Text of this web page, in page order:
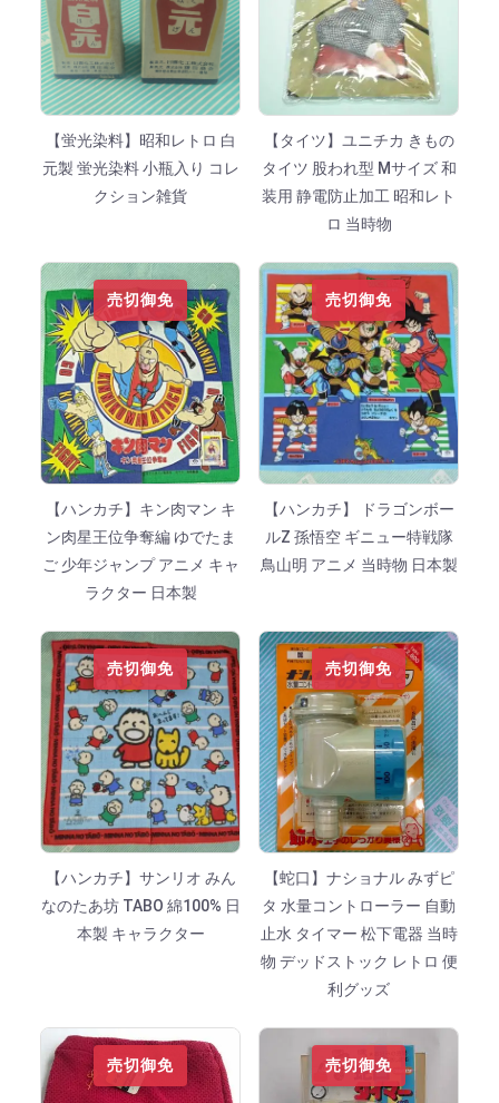
【蛍光染料】昭和レトロ 白
元製 蛍光染料 小瓶入り コレ
クション雑貨
【タイツ】ユニチカ きもの
タイツ 股われ型 Mサイズ 和
装用 静電防止加工 昭和レト
ロ 当時物
売切御免
【ハンカチ】キン肉マン キ
ン肉星王位争奪編 ゆでたま
ご 少年ジャンプ アニメ キャ
ラクター 日本製
売切御免
【ハンカチ】 ドラゴンボー
ルZ 孫悟空 ギニュー特戦隊
鳥山明 アニメ 当時物 日本製
売切御免
【ハンカチ】サンリオ みん
なのたあ坊 TABO 綿100% 日
本製 キャラクター
売切御免
【蛇口】ナショナル みずピ
タ 水量コントローラー 自動
止水 タイマー 松下電器 当時
物 デッドストック レトロ 便
利グッズ
売切御免 売切御免